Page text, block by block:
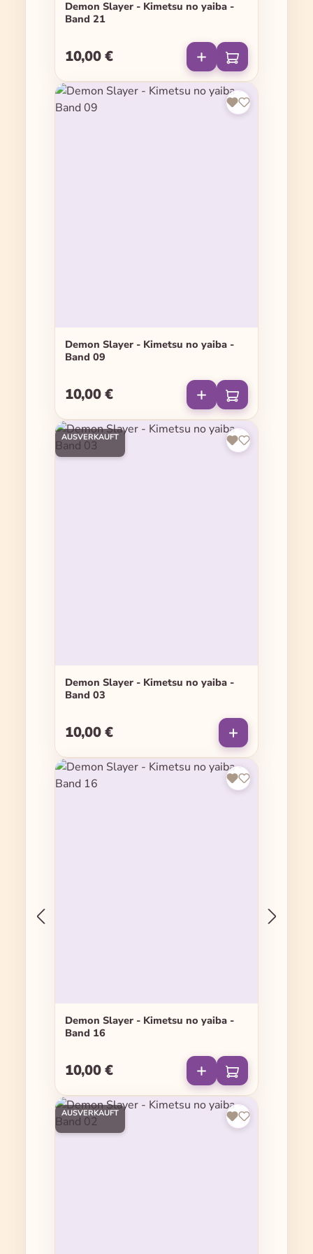
Demon Slayer - Kimetsu no yaiba -
Band 21
Regulärer Preis:
10,00 €
Demon Slayer - Kimetsu no yaiba -
Band 09
Regulärer Preis:
10,00 €
AUSVERKAUFT
Demon Slayer - Kimetsu no yaiba -
Band 03
Regulärer Preis:
10,00 €
Demon Slayer - Kimetsu no yaiba -
Band 16
Regulärer Preis:
10,00 €
AUSVERKAUFT